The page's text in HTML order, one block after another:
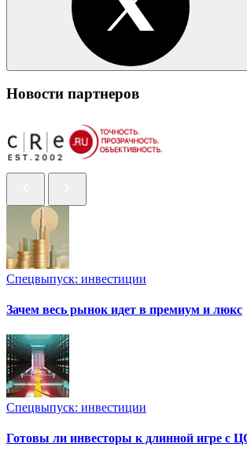
Новости партнеров
Спецвыпуск: инвестиции
Зачем весь рынок идет в премиум и люкс
Спецвыпуск: инвестиции
Готовы ли инвесторы к длинной игре с